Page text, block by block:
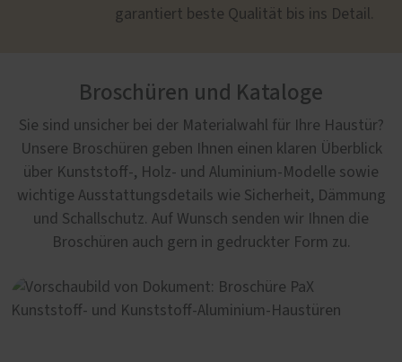
garantiert beste Qualität bis ins Detail.
Broschüren und Kataloge
Sie sind unsicher bei der Materialwahl für Ihre Haustür?
Unsere Broschüren geben Ihnen einen klaren Überblick
über Kunststoff-, Holz- und Aluminium-Modelle sowie
wichtige Ausstattungsdetails wie Sicherheit, Dämmung
und Schallschutz. Auf Wunsch senden wir Ihnen die
Broschüren auch gern in gedruckter Form zu.